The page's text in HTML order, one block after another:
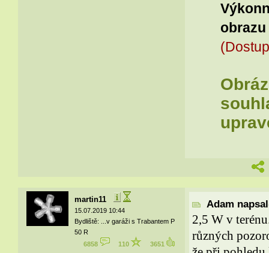
obrazu
martin11
15.07.2019 10:44
Bydliště: ...v garáži s Trabantem P
50 R
6858
110 3651
Adam
2,5 W v
různých